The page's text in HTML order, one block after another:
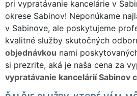
pri vypratávanie kancelárie v
okrese Sabinov! Neponúkame
v Sabinove, ale poskytujeme
kvalitné služby skutočných
objednávkou nami
si prezrite, aká je naša cena za
vypratávanie kancelárií Sabinov